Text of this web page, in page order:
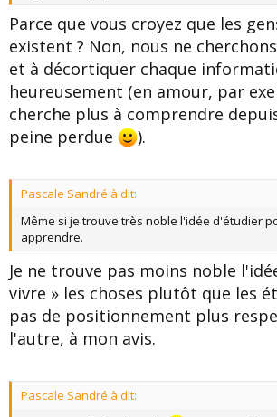
Parce que vous croyez que les
existent ? Non, nous ne
et à décortiquer chaque
heureusement (en amour, par
cherche plus à comprendre
peine perdue
).
Pascale Sandré à dit:
Même si je trouve très noble l'idée d'étudier
apprendre.
Je ne trouve pas moins noble
vivre » les choses plutôt que les
pas de positionnement plus
l'autre, à mon avis.
Pascale Sandré à dit: